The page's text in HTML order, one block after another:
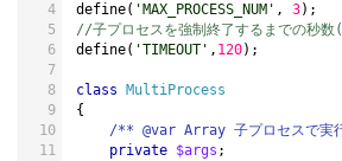
define( 'MAX_PROCESS_NUM' , 3);
//子プロセスを強制終了するまでの秒
define( 'TIMEOUT' , 120);
class
MultiProcess
{
/** @var Array 子プロセスで実
private $args ;